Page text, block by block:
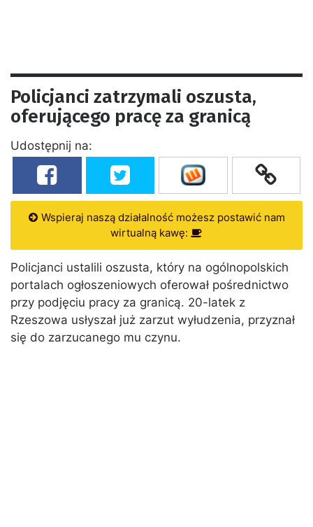
Policjanci zatrzymali oszusta,
oferującego pracę za granicą
Udostępnij na:
Wspieraj naszą działalność możesz postawić nam
wirtualną kawę:
Policjanci ustalili oszusta, który na ogólnopolskich
portalach ogłoszeniowych oferował pośrednictwo
przy podjęciu pracy za granicą. 20-latek z
Rzeszowa usłyszał już zarzut wyłudzenia, przyznał
się do zarzucanego mu czynu.